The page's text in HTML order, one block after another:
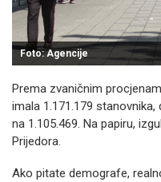
Foto: Agencije
Prema zvaničnim
imala 1.171.179
na 1.105.469. Na papiru,
Prijedora.
Ako pitate demografe,